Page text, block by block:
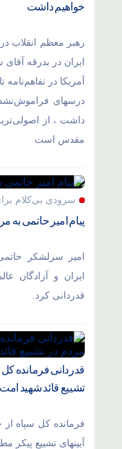
خواهیم داشت
رهبر معظم انقلاب
ایران در بدرقه
آمریکا در تفاهم‌نامه
درسهای
داشت ، از
مقدس است
سرودی بی‌کلام
پیام امیر حاتمی به
امیر سرلشکر
ایران و آزادگان
قدردانی کرد.
قدردانی فرمانده
تشییع قائد شهید امت
فرمانده کل سپاه
آیینهای تشییع پیکر